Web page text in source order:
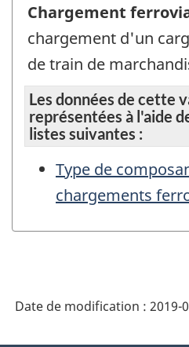
Chargement
chargement d'un
de train de
Les données de cette
représentées à l'aide
listes suivantes :
Type de
chargements
Date de modification : 2019-